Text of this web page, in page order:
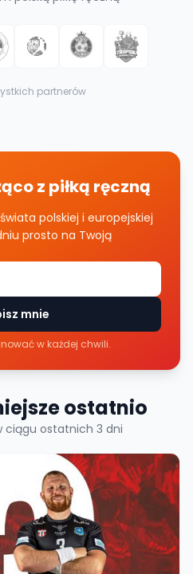
partnerów
z piłką ręczną
polskiej i europejskiej
prosto na Twoją
mnie
w każdej chwili.
ostatnio
ciągu ostatnich 3 dni